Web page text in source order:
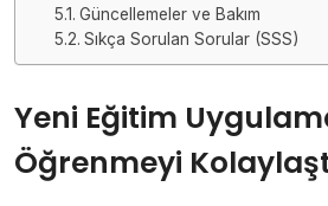
Güncellemeler ve Bakım
Sıkça Sorulan Sorular (SSS)
Yeni Eğitim
Öğrenmeyi